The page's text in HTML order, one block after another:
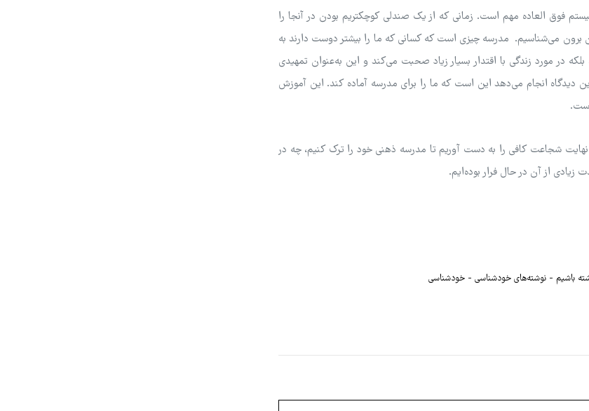
فوق العاده مهم است. زمانی که از یک صندلی کوچکتریم بودن در آنجا را
می‌شناسیم. مدرسه چیزی است که کسانی که ما را بیشتر دوست دارند به
در مورد زندگی با اقتدار بسیار زیاد صحبت می‌کند و این به‌عنوان تمهیدی
دیدگاه انجام می‌دهد این است که ما را برای مدرسه آماده کند. این آموزش
شجاعت کافی را به دست آوریم تا مدرسه ذهنی خود را ترک کنیم، چه در
باشیم نوشته‌های خودشناسی خودشناسی